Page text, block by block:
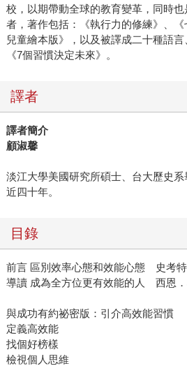
校，以期帶動全球的教育變革，同時
者，著作包括：《執行力的修練》、
兒童繪本版》，以及被譯成二十種語
《7個習慣決定未來》。
譯者
譯者簡介
顧淑馨
淡江大學美國研究所碩士、台大歷史
近四十年。
目錄
前言 區別效率心態和效能心態 史考
導讀 成為全方位更有效能的人 西恩
與成功有約祕密版：引介高效能習慣
定義高效能
找個好榜樣
檢視個人思維